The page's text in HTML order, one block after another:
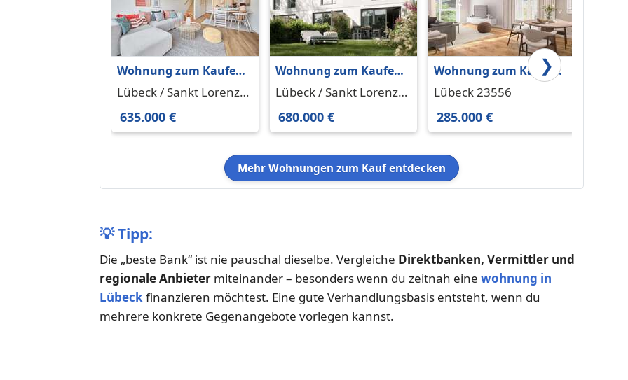
Wohnung zum Kaufen
in Lübeck Sankt Lorenz
Lübeck / Sankt Lorenz
Süd 23558
635.000 €
Wohnung zum Kaufen
in Lübeck Sankt Lorenz
Lübeck / Sankt Lorenz
Süd 23558
680.000 €
Wohnung zum Kaufen
in Lübeck 285.000 € 54.4
Lübeck 23556
285.000 €
❯
Mehr Wohnungen zum Kauf entdecken
💡Tipp:
Die „beste Bank“ ist nie pauschal dieselbe. Vergleiche Direktbanken, Vermittler und
regionale Anbieter miteinander – besonders wenn du zeitnah eine wohnung in
Lübeckfinanzieren möchtest. Eine gute Verhandlungsbasis entsteht, wenn du
mehrere konkrete Gegenangebote vorlegen kannst.